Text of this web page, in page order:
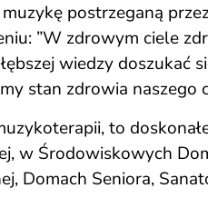
postrzeganą
”W zdrowym ciele
wiedzy doszukać
stan zdrowia naszego
to
w Środowiskowych
Domach Seniora,